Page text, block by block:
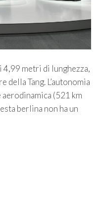
4,99 metri di lunghezza,
Tang. L’autonomia
(521 km
berlina non ha un